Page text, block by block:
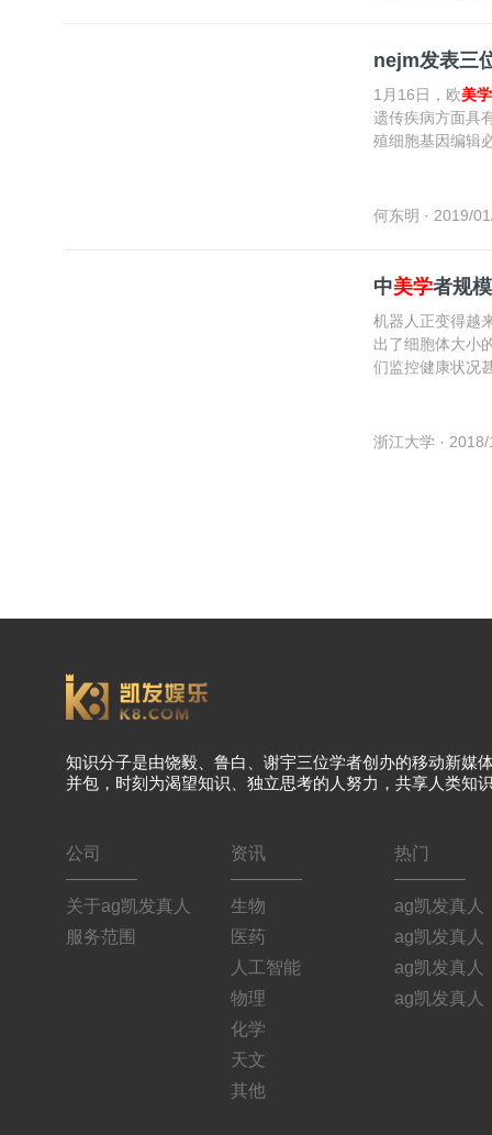
nejm发表三
1月16日，欧美学
遗传疾病方面具
殖细胞基因编辑
何东明 · 2019/
中美学者规
机器人正变得越
出了细胞体大小
们监控健康状况
浙江大学 ·
知识分子是由饶毅、鲁白、谢宇三位学者创办的移动新媒
并包，时刻为渴望知识、独立思考的人努力，共享人类知
公司
关于ag凯发真人
服务范围
资讯
生物
医药
人工智能
物理
化学
天文
其他
热门
ag凯发真人
ag凯发真人
ag凯发真人
ag凯发真人